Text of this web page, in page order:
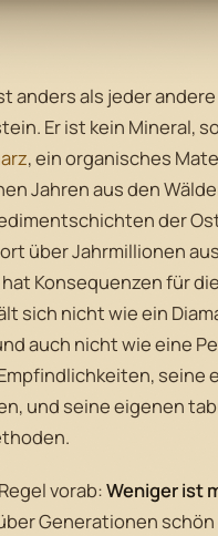
anders als jeder andere
Er ist kein Mineral,
, ein organisches
Jahren aus den
der
über Jahrmillionen
Konsequenzen für
sich nicht wie ein
auch nicht wie eine
seine
und seine eigenen
vorab:Weniger ist
Generationen